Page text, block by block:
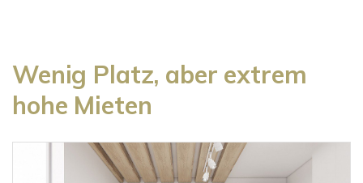
Wenig Platz, aber extrem
hohe Mieten